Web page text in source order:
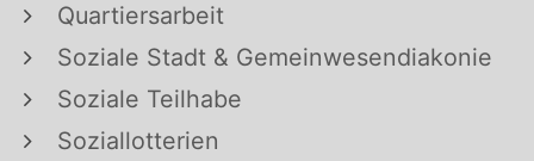
Quartiersarbeit
Soziale Stadt & Gemeinwesendiakonie
Soziale Teilhabe
Soziallotterien